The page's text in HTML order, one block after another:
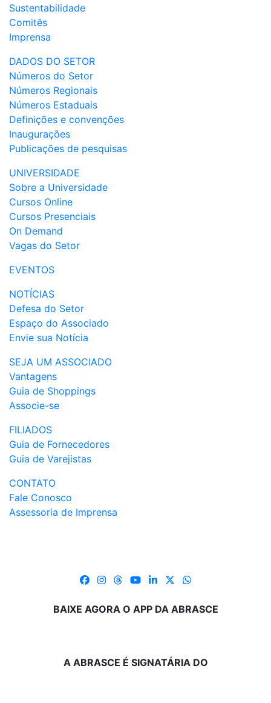
Sustentabilidade
Comitês
Imprensa
DADOS DO SETOR
Números do Setor
Números Regionais
Números Estaduais
Definições e convenções
Inaugurações
Publicações de pesquisas
UNIVERSIDADE
Sobre a Universidade
Cursos Online
Cursos Presenciais
On Demand
Vagas do Setor
EVENTOS
NOTÍCIAS
Defesa do Setor
Espaço do Associado
Envie sua Notícia
SEJA UM ASSOCIADO
Vantagens
Guia de Shoppings
Associe-se
FILIADOS
Guia de Fornecedores
Guia de Varejistas
CONTATO
Fale Conosco
Assessoria de Imprensa
BAIXE AGORA O APP DA ABRASCE
A ABRASCE É SIGNATÁRIA DO